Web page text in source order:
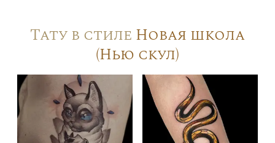
Тату в стиле Новая школа
(Нью скул)